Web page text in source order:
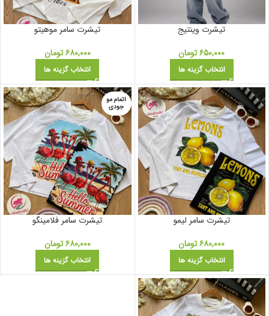
تیشرت وینتیج
۶۵۰,۰۰۰تومان
انتخاب گزینه ها
تیشرت سامر موهیتو
۶۸۰,۰۰۰تومان
انتخاب گزینه ها
تیشرت سامر لیمو
۶۸۰,۰۰۰تومان
انتخاب گزینه ها
اتمام مو
جودی
تیشرت سامر فلامینگو
۶۸۰,۰۰۰تومان
انتخاب گزینه ها